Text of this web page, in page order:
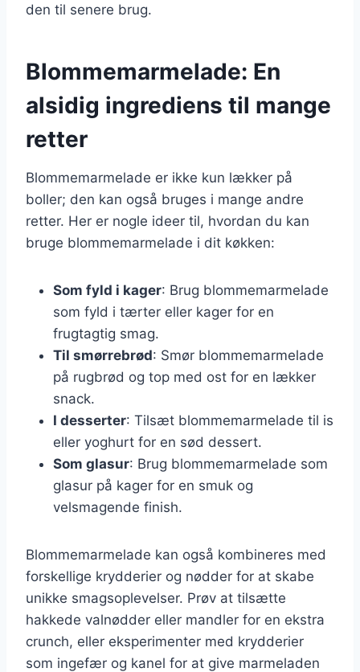
den til senere brug.
Blommemarmelade: En
alsidig ingrediens til mange
retter
Blommemarmelade er ikke kun lækker på
boller; den kan også bruges i mange andre
retter. Her er nogle ideer til, hvordan du kan
bruge blommemarmelade i dit køkken:
Som fyld i kager: Brug blommemarmelade
som fyld i tærter eller kager for en
frugtagtig smag.
Til smørrebrød: Smør blommemarmelade
på rugbrød og top med ost for en lækker
snack.
I desserter: Tilsæt blommemarmelade til is
eller yoghurt for en sød dessert.
Som glasur: Brug blommemarmelade som
glasur på kager for en smuk og
velsmagende finish.
Blommemarmelade kan også kombineres med
forskellige krydderier og nødder for at skabe
unikke smagsoplevelser. Prøv at tilsætte
hakkede valnødder eller mandler for en ekstra
crunch, eller eksperimenter med krydderier
som ingefær og kanel for at give marmeladen